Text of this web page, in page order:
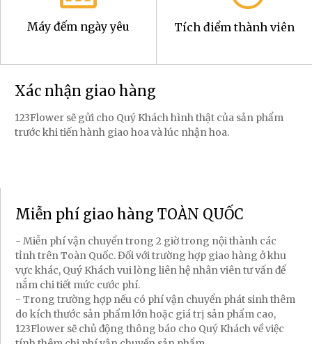
Máy đếm ngày yêu Tích điểm thành viên
Xác nhận giao hàng
123Flower sẽ gửi cho Quý Khách hình thật của sản phẩm
trước khi tiến hành giao hoa và lúc nhận hoa.
Miễn phí giao hàng TOÀN QUỐC
- Miễn phí vận chuyển trong 2 giờ trong nội thành các
tỉnh trên Toàn Quốc. Đối với trường hợp giao hàng ở khu
vực khác, Quý Khách vui lòng liên hệ nhân viên tư vấn để
nắm chi tiết mức cước phí.
- Trong trường hợp nếu có phí vận chuyển phát sinh thêm
do kích thước sản phẩm lớn hoặc giá trị sản phẩm cao,
123Flower sẽ chủ động thông báo cho Quý Khách về việc